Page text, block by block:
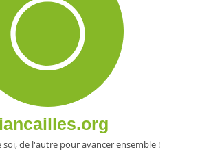
soi, de l'autre pour avancer ensemble !